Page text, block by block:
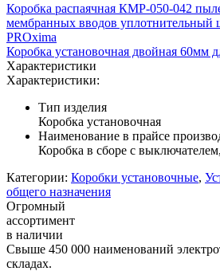
Коробка распаячная КМР-050-042
мембранных вводов уплотнительный
PROxima
Коробка установочная двойная 60мм
Характеристики
Характеристики:
Тип изделия
Коробка установочная
Наименование в прайсе
Коробка в сборе с
Категории: Коробки установочные,
общего назначения
Огромный
ассортимент
в наличии
Свыше 450 000 наименований
складах.